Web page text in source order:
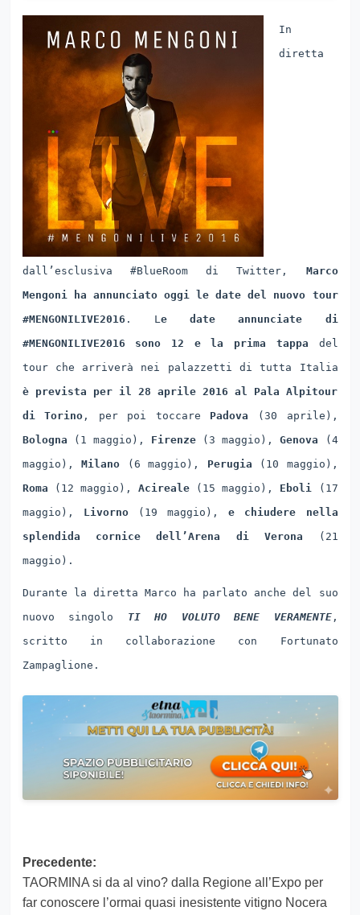
In
diretta
dall’esclusiva #BlueRoom di Twitter, Marco
Mengoni ha annunciato oggi le date del nuovo tour
#MENGONILIVE2016 . L e date annunciate di
#MENGONILIVE2016 sono 12 e la prima tappa del
tour che arriverà nei palazzetti di tutta Italia
è prevista per il 28 aprile 2016 al Pala Alpitour
di Torino , per poi toccare Padova (30 aprile),
Bologna (1 maggio), Firenze(3 maggio),Genova (4
maggio), Milano (6 maggio), Perugia (10 maggio),
Roma (12 maggio), Acireale(15 maggio), Eboli
(17
maggio), Livorno(19 maggio),e chiudere nella
splendida cornice dell’Arena di Verona (21
maggio).
Durante la diretta Marco ha parlato anche del suo
nuovo singolo TI HO VOLUTO BENE VERAMENTE,
scritto in collaborazione con Fortunato
Zampaglione.
Navigazione
articolo
Precedente:
TAORMINA si da al vino? dalla Regione all’Expo per
far conoscere l’ormai quasi inesistente vitigno Nocera